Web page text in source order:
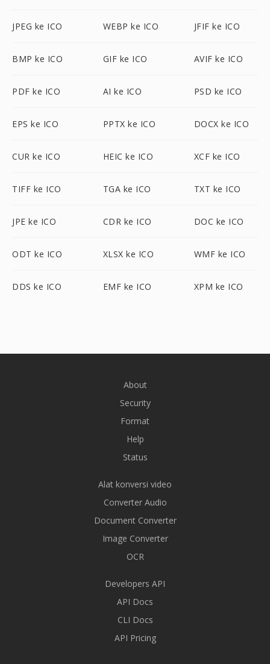
JPEG ke ICO WEBP ke ICO JFIF ke ICO
BMP ke ICO GIF ke ICO AVIF ke ICO
PDF ke ICO AI ke ICO PSD ke ICO
EPS ke ICO PPTX ke ICO DOCX ke ICO
CUR ke ICO HEIC ke ICO XCF ke ICO
TIFF ke ICO TGA ke ICO TXT ke ICO
JPE ke ICO CDR ke ICO DOC ke ICO
ODT ke ICO XLSX ke ICO WMF ke ICO
DDS ke ICO EMF ke ICO XPM ke ICO
About
Security
Format
Help
Status
Alat konversi video
Converter Audio
Document Converter
Image Converter
OCR
Developers API
API Docs
CLI Docs
API Pricing